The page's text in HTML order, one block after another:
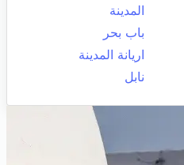
المدينة
باب بحر
اريانة المدينة
نابل